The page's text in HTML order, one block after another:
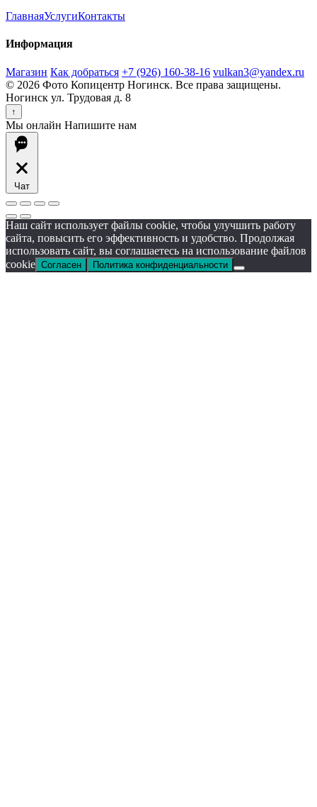
ГлавнаяУслугиКонтакты
Информация
Магазин Как добраться +7 (926) 160-38-16 vulkan3@yandex.ru
© 2026 Фото Копицентр Ногинск. Все права защищены.
Ногинск ул. Трудовая д. 8
↑
Мы онлайн Напишите нам
Чат
Наш сайт использует файлы cookie, чтобы улучшить работу
сайта, повысить его эффективность и удобство. Продолжая
использовать сайт, вы соглашаетесь на использование файлов
cookie Согласен Политика конфиденциальности